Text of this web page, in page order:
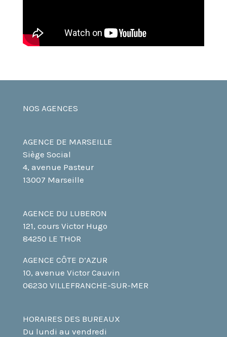
NOS AGENCES
AGENCE DE MARSEILLE
Siège Social
4, avenue Pasteur
13007 Marseille
AGENCE DU LUBERON
121, cours Victor Hugo
84250 LE THOR
AGENCE CÔTE D’AZUR
10, avenue Victor Cauvin
06230 VILLEFRANCHE-SUR-MER
HORAIRES DES BUREAUX
Du lundi au vendredi